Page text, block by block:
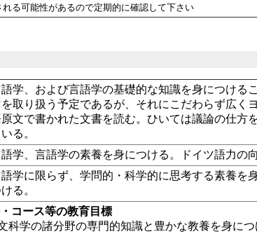
る可能性があるので定期的に確認して下さい
語学、および言語学の基礎的な知識を身につけ
取り扱う予定であるが、それにこだわらず広く
文で書かれた文書を読む。ひいては議論の仕方
る。
語学、言語学の素養を身につける。ドイツ語力の
語学に限らず、学問的・科学的に思考する素養
る。
コース等の教育目標
科学の諸分野の専門的知識と豊かな教養を身につ